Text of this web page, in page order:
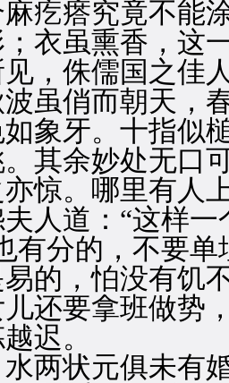
疙瘩究竟不能
衣虽熏香，这
，侏儒国之佳
虽俏而朝天，
象牙。十指似
其余妙处无口
惊。哪里有人
人道：“这样
有分的，不要
的，怕没有饥
还要拿班做势
迟。
状元俱未有婚